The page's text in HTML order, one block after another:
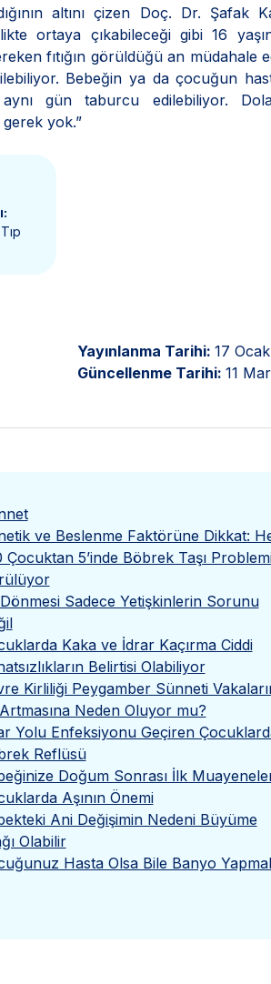
altını çizen Doç. Dr. Şafak
ortaya çıkabileceği gibi 16
fıtığın görüldüğü an müdahale
Bebeğin ya da çocuğun
gün taburcu edilebiliyor.
yok.”
Yayınlanma Tarihi: 17
Güncellenme Tarihi: 11
ve Beslenme Faktörüne Dikkat:
Çocuktan 5’inde Böbrek Taşı
Dönmesi Sadece Yetişkinlerin Sorunu
Kaka ve İdrar Kaçırma Ciddi
Belirtisi Olabiliyor
Kirliliği Peygamber Sünneti
Neden Oluyor mu?
Yolu Enfeksiyonu Geçiren
Reflüsü
Doğum Sonrası İlk
Aşının Önemi
Ani Değişimin Nedeni Büyüme
Olabilir
Hasta Olsa Bile Banyo